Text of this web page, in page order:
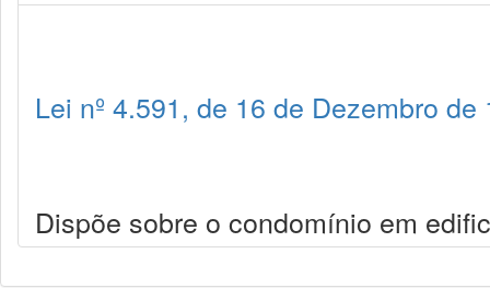
Lei nº 4.591, de 16 de Dezembro de
Dispõe sobre o condomínio em